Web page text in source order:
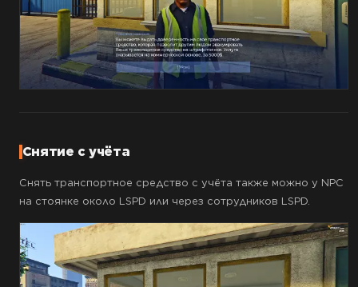
Снятие с учёта
Снять транспортное средство с учёта также можно у NPC
на стоянке около LSPD или через сотрудников LSPD.